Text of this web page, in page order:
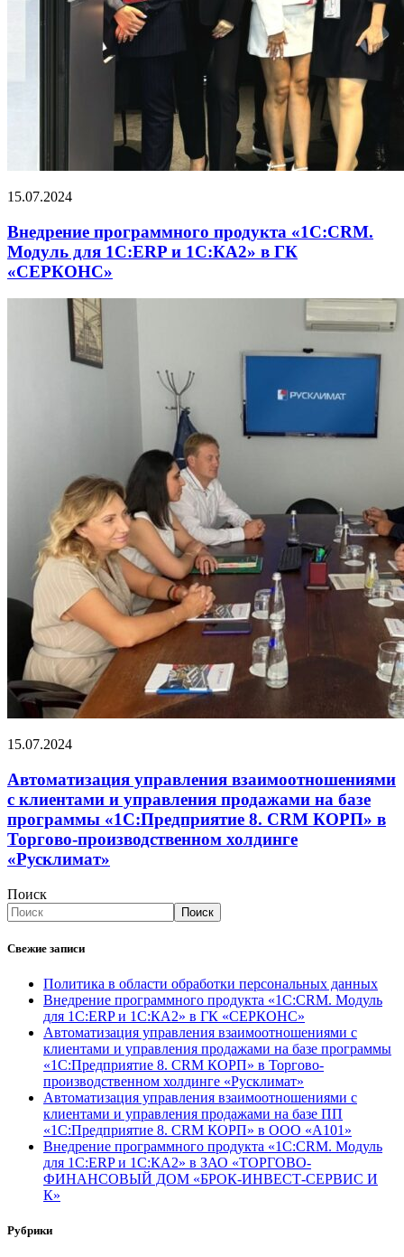
15.07.2024
Внедрение программного продукта «1С:CRM.
Модуль для 1С:ERP и 1С:КА2» в ГК
«СЕРКОНС»
15.07.2024
Автоматизация управления взаимоотношениями
с клиентами и управления продажами на базе
программы «1С:Предприятие 8. CRM КОРП» в
Торгово-производственном холдинге
«Русклимат»
Поиск
Поиск
Свежие записи
Политика в области обработки персональных данных
Внедрение программного продукта «1С:CRM. Модуль
для 1С:ERP и 1С:КА2» в ГК «СЕРКОНС»
Автоматизация управления взаимоотношениями с
клиентами и управления продажами на базе программы
«1С:Предприятие 8. CRM КОРП» в Торгово-
производственном холдинге «Русклимат»
Автоматизация управления взаимоотношениями с
клиентами и управления продажами на базе ПП
«1С:Предприятие 8. CRM КОРП» в ООО «А101»
Внедрение программного продукта «1С:CRM. Модуль
для 1С:ERP и 1С:КА2» в ЗАО «ТОРГОВО-
ФИНАНСОВЫЙ ДОМ «БРОК-ИНВЕСТ-СЕРВИС И
К»
Рубрики